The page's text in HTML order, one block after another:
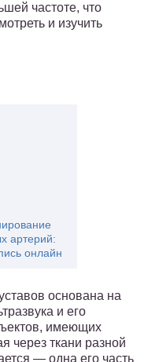
частоте, что
и изучить
артерий:
онлайн
основана на
и его
имеющих
через ткани разной
— одна его часть